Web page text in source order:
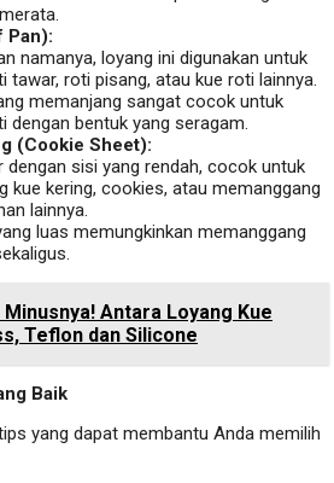
Pan):
namanya, loyang ini digunakan untuk
tawar, roti pisang, atau kue roti lainnya.
memanjang sangat cocok untuk
dengan bentuk yang seragam.
(Cookie Sheet):
dengan sisi yang rendah, cocok untuk
kue kering, cookies, atau memanggang
lainnya.
luas memungkinkan memanggang
Minusnya! Antara Loyang Kue
Teflon dan Silicone
Baik
yang dapat membantu Anda memilih